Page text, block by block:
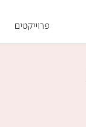
פרוייקטים